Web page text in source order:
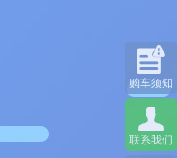

购车须知

联系我们